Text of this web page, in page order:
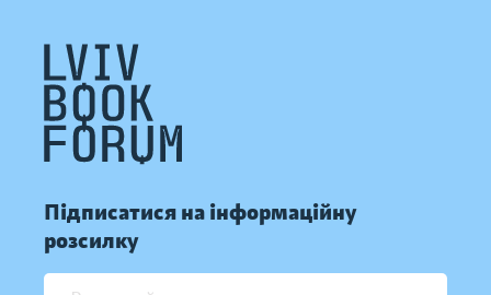
Підписатися на інформаційну
розсилку